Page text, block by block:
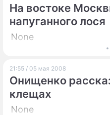
На востоке
напуганного лося
None
21:55 / 05 мая 2008
Онищенко
клещах
None